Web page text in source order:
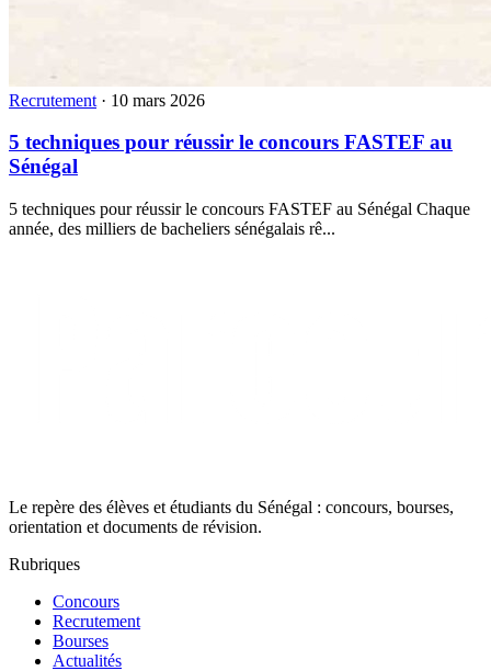
Recrutement · 10 mars 2026
5 techniques pour réussir le concours FASTEF au
Sénégal
5 techniques pour réussir le concours FASTEF au Sénégal Chaque
année, des milliers de bacheliers sénégalais rê...
Le repère des élèves et étudiants du Sénégal : concours, bourses,
orientation et documents de révision.
Rubriques
Concours
Recrutement
Bourses
Actualités